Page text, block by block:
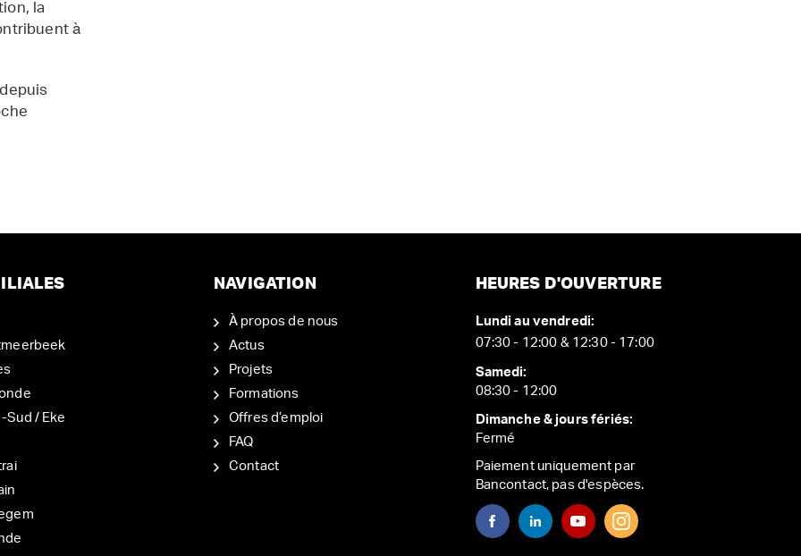
la
à
Sud / Eke
NAVIGATION
À propos de nous
Actus
Projets
Formations
Offres d’emploi
FAQ
Contact
HEURES D'OUVERTURE
Lundi au vendredi:
07:30 - 12:00 & 12:30 - 17:00
Samedi:
08:30 - 12:00
Dimanche & jours fériés:
Fermé
Paiement uniquement par
Bancontact, pas d'espèces.